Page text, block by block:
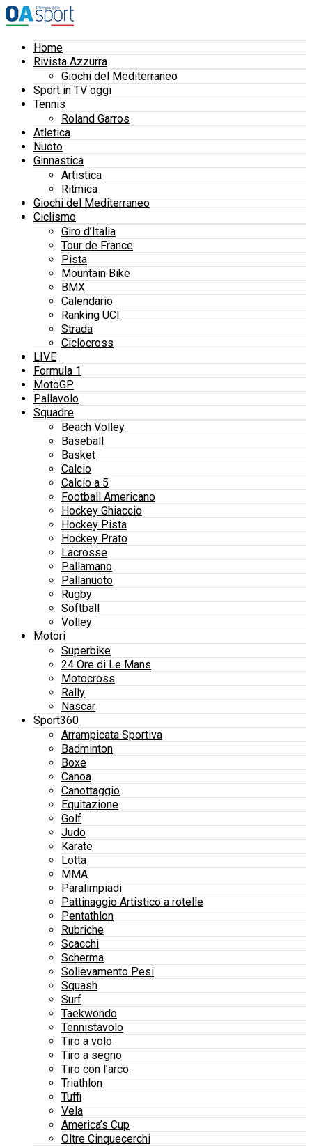
Home
Rivista Azzurra
Giochi del Mediterraneo
Sport in TV oggi
Tennis
Roland Garros
Atletica
Nuoto
Ginnastica
Artistica
Ritmica
Giochi del Mediterraneo
Ciclismo
Giro d’Italia
Tour de France
Pista
Mountain Bike
BMX
Calendario
Ranking UCI
Strada
Ciclocross
LIVE
Formula 1
MotoGP
Pallavolo
Squadre
Beach Volley
Baseball
Basket
Calcio
Calcio a 5
Football Americano
Hockey Ghiaccio
Hockey Pista
Hockey Prato
Lacrosse
Pallamano
Pallanuoto
Rugby
Softball
Volley
Motori
Superbike
24 Ore di Le Mans
Motocross
Rally
Nascar
Sport360
Arrampicata Sportiva
Badminton
Boxe
Canoa
Canottaggio
Equitazione
Golf
Judo
Karate
Lotta
MMA
Paralimpiadi
Pattinaggio Artistico a rotelle
Pentathlon
Rubriche
Scacchi
Scherma
Sollevamento Pesi
Squash
Surf
Taekwondo
Tennistavolo
Tiro a volo
Tiro a segno
Tiro con l’arco
Triathlon
Tuffi
Vela
America’s Cup
Oltre Cinquecerchi